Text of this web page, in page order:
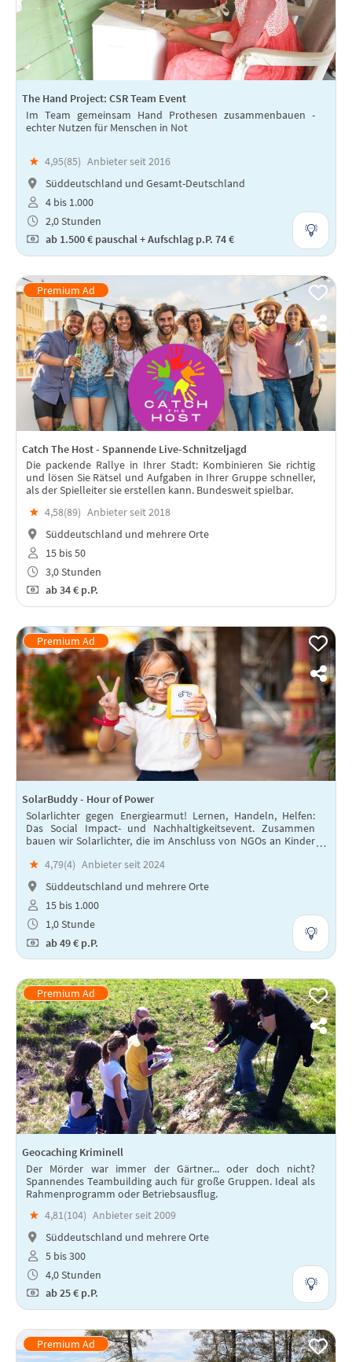
The Hand Project: CSR Team Event
Im Team gemeinsam Hand Prothesen zusammenbauen -
echter Nutzen für Menschen in Not
★ 4,95(85) Anbieter seit 2016
Süddeutschland und Gesamt-Deutschland
4 bis 1.000
2,0 Stunden
ab1.500 € pauschal + Aufschlag p.P. 74 €
Catch The Host - Spannende Live-Schnitzeljagd
Die packende Rallye in Ihrer Stadt: Kombinieren Sie richtig
und lösen Sie Rätsel und Aufgaben in Ihrer Gruppe schneller,
als der Spielleiter sie erstellen kann. Bundesweit spielbar.
★ 4,58(89) Anbieter seit 2018
Süddeutschland und mehrere Orte
15 bis 50
3,0 Stunden
ab34 € p.P.
SolarBuddy - Hour of Power
Solarlichter gegen Energiearmut! Lernen, Handeln, Helfen:
Das Social Impact- und Nachhaltigkeitsevent. Zusammen
bauen wir Solarlichter, die im Anschluss von NGOs an Kinder
★ 4,79(4) Anbieter seit 2024
Süddeutschland und mehrere Orte
15 bis 1.000
1,0 Stunde
ab49 € p.P.
Geocaching Kriminell
Der Mörder war immer der Gärtner... oder doch nicht?
Spannendes Teambuilding auch für große Gruppen. Ideal als
Rahmenprogramm oder Betriebsausflug.
★ 4,81(104) Anbieter seit 2009
Süddeutschland und mehrere Orte
5 bis 300
4,0 Stunden
ab25 € p.P.